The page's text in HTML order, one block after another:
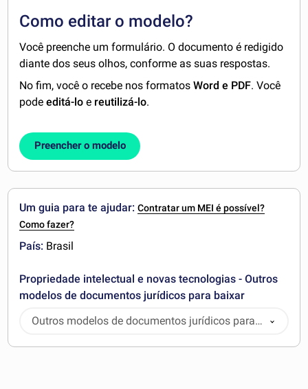
Como editar o modelo?
Você preenche um formulário. O documento é redigido
diante dos seus olhos, conforme as suas respostas.
No fim, você o recebe nos formatosWord e PDF. Você
podeeditá-lo e reutilizá-lo.
Preencher o modelo
Um guia para te ajudar:Contratar um MEI é possível?
Como fazer?
País: Brasil
Propriedade intelectual e novas tecnologias - Outros
modelos de documentos jurídicos para baixar
Outros modelos de documentos jurídicos para
baixar